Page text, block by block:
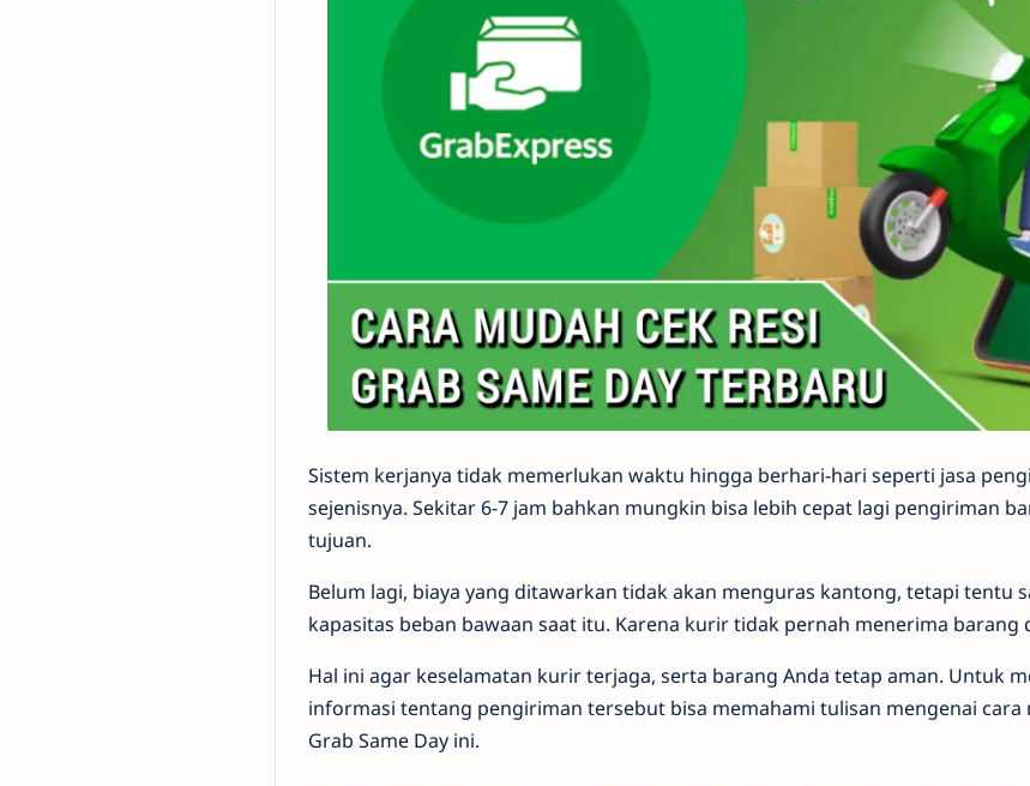
Sistem kerjanya tidak memerlukan waktu hingga berhari-hari seperti jasa
sejenisnya. Sekitar 6-7 jam bahkan mungkin bisa lebih cepat lagi pengiriman
tujuan.
Belum lagi, biaya yang ditawarkan tidak akan menguras kantong, tetapi tentu
kapasitas beban bawaan saat itu. Karena kurir tidak pernah menerima barang
Hal ini agar keselamatan kurir terjaga, serta barang Anda tetap aman. Untuk
informasi tentang pengiriman tersebut bisa memahami tulisan mengenai cara
Grab Same Day ini.